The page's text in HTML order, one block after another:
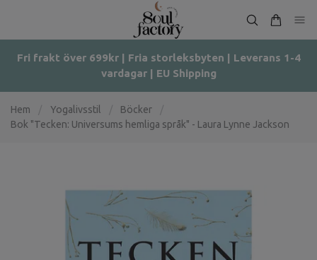
Fri frakt över 699kr | Fria storleksbyten | Leverans 1-4
vardagar | EU Shipping
Hem Yogalivsstil Böcker
Bok "Tecken: Universums hemliga språk" - Laura Lynne Jackson